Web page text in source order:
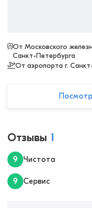
От Московского
Санкт-Петербурга
От аэропорта г.
Отзывы 1
9 Чистота
9 Сервис